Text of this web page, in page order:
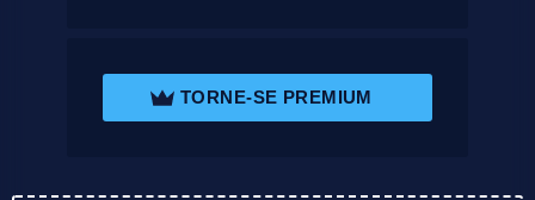
TORNE-SE PREMIUM